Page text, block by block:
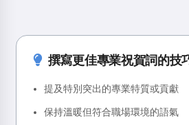
撰寫更佳專業祝賀詞的技
提及特別突出的專業特質或貢獻
保持溫暖但符合職場環境的語氣